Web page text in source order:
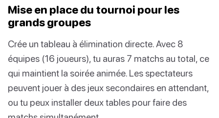
Mise en place du tournoi pour les
grands groupes
Crée un tableau à élimination directe. Avec 8
équipes (16 joueurs), tu auras 7 matchs au total, ce
qui maintient la soirée animée. Les spectateurs
peuvent jouer à des jeux secondaires en attendant,
ou tu peux installer deux tables pour faire des